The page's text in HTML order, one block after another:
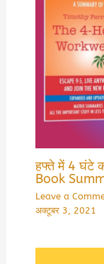
हफ्ते में 4 घंटे
Book
Leave a
अक्टूबर 3, 2021